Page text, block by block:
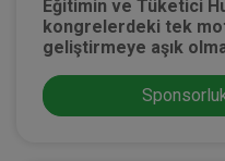
Eğitimin ve Tüketici
kongrelerdeki tek
geliştirmeye aşık